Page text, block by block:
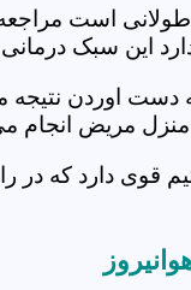
طولانی است
این سبک
اوردن نتیجه
مریض انجام
قوی دارد که